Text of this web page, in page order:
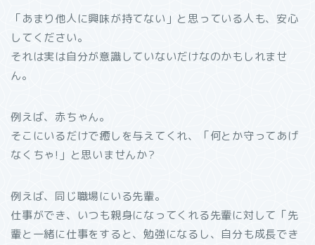
「あまり他人に興味が持てない」と思っている人も、安心
してください。
それは実は自分が意識していないだけなのかもしれませ
ん。
例えば、赤ちゃん。
そこにいるだけで癒しを与えてくれ、「何とか守ってあげ
なくちゃ!」と思いませんか?
例えば、同じ職場にいる先輩。
仕事ができ、いつも親身になってくれる先輩に対して「先
輩と一緒に仕事をすると、勉強になるし、自分も成長でき